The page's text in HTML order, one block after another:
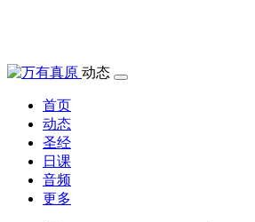
动态
首页
动态
圣经
日课
音频
更多